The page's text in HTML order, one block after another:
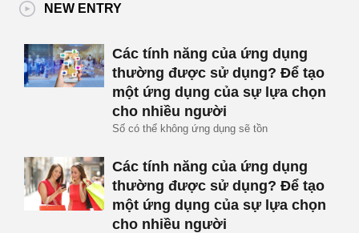
NEW ENTRY
Các tính năng của ứng dụng
thường được sử dụng? Để tạo
một ứng dụng của sự lựa chọn
cho nhiều người
Số có thể không ứng dụng sẽ tồn
Các tính năng của ứng dụng
thường được sử dụng? Để tạo
một ứng dụng của sự lựa chọn
cho nhiều người